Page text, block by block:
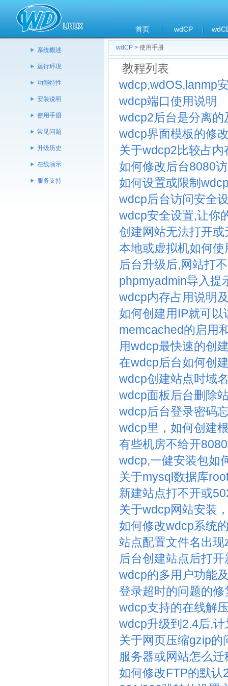
首页 wdCP
系统概述
运行环境
功能特性
安装说明
使用手册
常见问题
升级历史
在线演示
服务支持
wdCP > 使用手册
教程列表
wdcp,wdOS,lanmp
wdcp端口使用说明
wdcp2后台是分离的
wdcp界面模板的修
关于wdcp2比较占内
如何修改后台8080
如何设置或限制
wdcp后台访问安全
wdcp安全设置,让你
创建网站无法打开或
本地或虚拟机如何
后台升级后,网站打
phpmyadmin导入提
wdcp内存占用说明
如何创建用IP就可
memcached的启用
用wdcp最快速的创
在wdcp后台如何创
wdcp创建站点时域
wdcp面板后台删除
wdcp后台登录密码
wdcp里，如何创建
有些机房不给开
wdcp,一健安装包如
关于mysql数据库
新建站点打不开或
关于wdcp网站安装
如何修改wdcp系统
站点配置文件名出
后台创建站点后打
wdcp的多用户功能
登录超时的问题的修
wdcp支持的在线解
wdcp升级到2.4后,
关于网页压缩gzip的
服务器或网站怎么
如何修改FTP的默认